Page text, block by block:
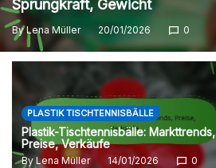
Sprungkraft, Gewicht
ByLena Müller 20/01/2026 0
PLASTIK TISCHTENNISBÄLLE
Plastik-Tischtennisbälle: Markttrends,
Preise, Verkäufe
By Lena Müller 14/01/2026 0